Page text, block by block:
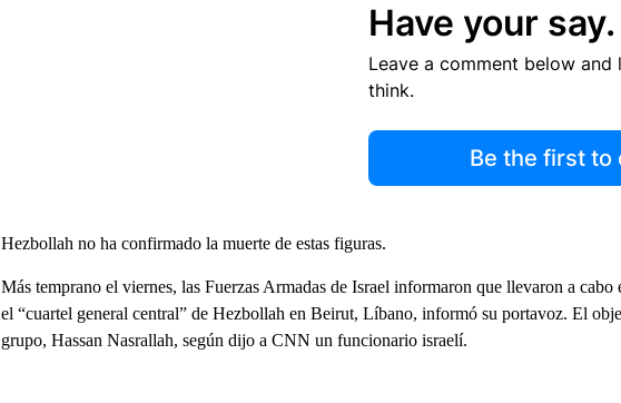
Have your say.
Leave a comment below
think.
Be the first to
Hezbollah no ha confirmado la muerte de estas figuras.
Más temprano el viernes, las Fuerzas Armadas de Israel informaron que llevaron a cabo
el “cuartel general central” de Hezbollah en Beirut, Líbano, informó su portavoz. El
grupo, Hassan Nasrallah, según dijo a CNN un funcionario israelí.